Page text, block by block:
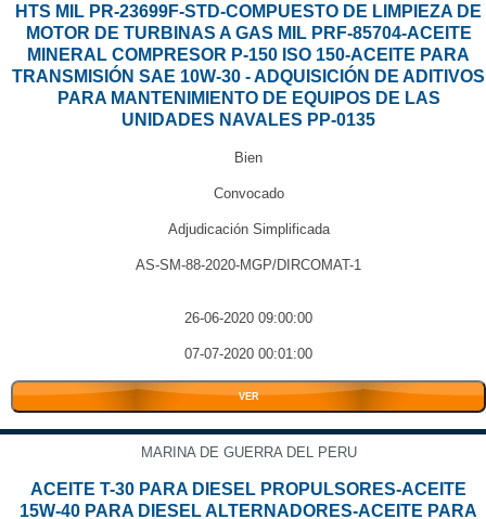
HTS MIL PR-23699F-STD-COMPUESTO DE LIMPIEZA DE
MOTOR DE TURBINAS A GAS MIL PRF-85704-ACEITE
MINERAL COMPRESOR P-150 ISO 150-ACEITE PARA
TRANSMISIÓN SAE 10W-30 - ADQUISICIÓN DE ADITIVOS
PARA MANTENIMIENTO DE EQUIPOS DE LAS
UNIDADES NAVALES PP-0135
Bien
Convocado
Adjudicación Simplificada
AS-SM-88-2020-MGP/DIRCOMAT-1
26-06-2020 09:00:00
07-07-2020 00:01:00
VER
MARINA DE GUERRA DEL PERU
ACEITE T-30 PARA DIESEL PROPULSORES-ACEITE
15W-40 PARA DIESEL ALTERNADORES-ACEITE PARA